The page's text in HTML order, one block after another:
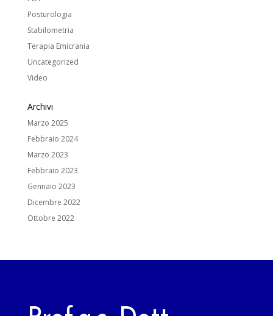
Posturologia
Stabilometria
Terapia Emicrania
Uncategorized
Video
Archivi
Marzo 2025
Febbraio 2024
Marzo 2023
Febbraio 2023
Gennaio 2023
Dicembre 2022
Ottobre 2022